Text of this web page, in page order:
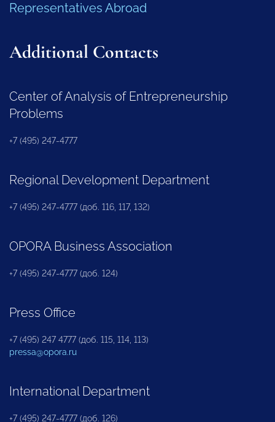
Representatives Abroad
Additional Contacts
Center of Analysis of Entrepreneurship
Problems
+7 (495) 247-4777
Regional Development Department
+7 (495) 247-4777 (доб. 116, 117, 132)
OPORA Business Association
+7 (495) 247-4777 (доб. 124)
Press Office
+7 (495) 247 4777 (доб. 115, 114, 113)
pressa@opora.ru
International Department
+7 (495) 247-4777 (доб. 126)